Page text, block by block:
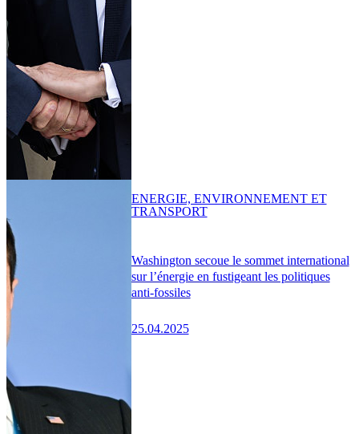
Washington secoue le sommet international
sur l’énergie en fustigeant les politiques
anti-fossiles
25.04.2025
ENERGIE, ENVIRONNEMENT ET
TRANSPORT